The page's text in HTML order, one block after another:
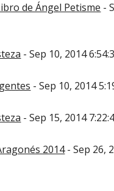
de Ángel Petisme -
- Sep 10, 2014
- Sep 10, 2014
- Sep 15, 2014
2014- Sep 26,